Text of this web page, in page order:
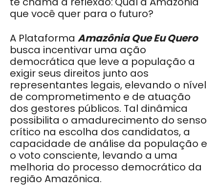
que você quer para o futuro?
A Plataforma Amazônia Que Eu Quero
busca incentivar uma ação
democrática que leve a população a
exigir seus direitos junto aos
representantes legais, elevando o nível
de comprometimento e de atuação
dos gestores públicos. Tal dinâmica
possibilita o amadurecimento do senso
crítico na escolha dos candidatos, a
capacidade de análise da população e
o voto consciente, levando a uma
melhoria do processo democrático da
região Amazônica.